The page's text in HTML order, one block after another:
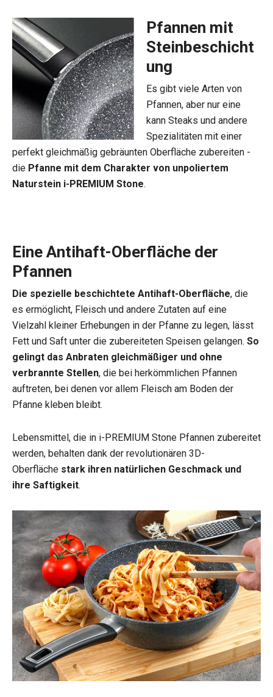
Pfannen mit
Steinbeschicht
ung
Es gibt viele Arten von
Pfannen, aber nur eine
kann Steaks und andere
Spezialitäten mit einer
perfekt gleichmäßig gebräunten Oberfläche zubereiten -
die Pfanne mit dem Charakter von unpoliertem
Naturstein i-PREMIUM Stone.
Eine Antihaft-Oberfläche der
Pfannen
Die spezielle beschichtete Antihaft-Oberfläche, die
es ermöglicht, Fleisch und andere Zutaten auf eine
Vielzahl kleiner Erhebungen in der Pfanne zu legen, lässt
Fett und Saft unter die zubereiteten Speisen gelangen. So
gelingt das Anbraten gleichmäßiger und ohne
verbrannte Stellen, die bei herkömmlichen Pfannen
auftreten, bei denen vor allem Fleisch am Boden der
Pfanne kleben bleibt.
Lebensmittel, die in i-PREMIUM Stone Pfannen zubereitet
werden, behalten dank der revolutionären 3D-
Oberfläche stark ihren natürlichen Geschmack und
ihre Saftigkeit.